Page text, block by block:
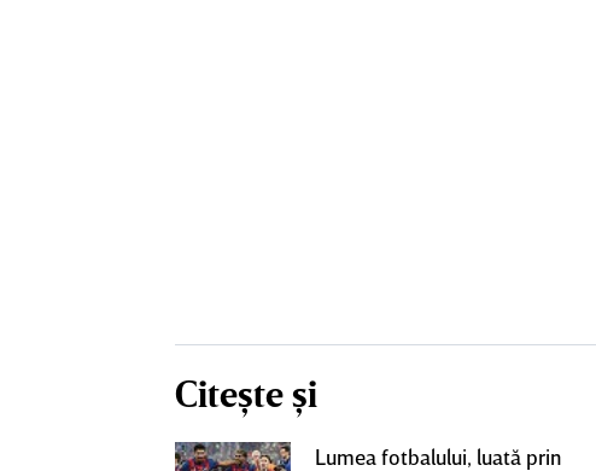
Citește și
Lumea fotbalului, luată prin